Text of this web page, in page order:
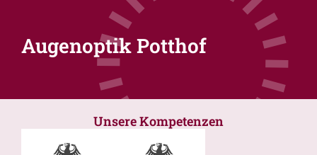
Augenoptik Potthof
Unsere Kompetenzen